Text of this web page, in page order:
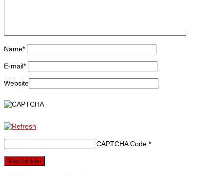
Name*
E-mail*
Website
CAPTCHA Code *